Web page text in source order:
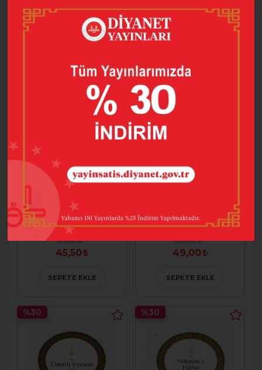
42,00
SEPETE EKLE
42,00
SEPETE EKLE
HZ. AMMAR B.
YASİR
65,00
45,50
SEPETE EKLE
HZ. EBÜ’D-DERDÂ
70,00
49,00
%30
SEPETE EKLE
%30 %30